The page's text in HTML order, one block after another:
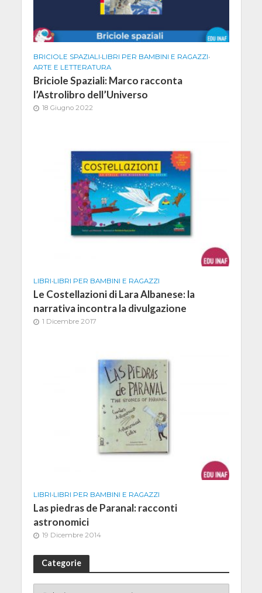
BRICIOLE SPAZIALI•LIBRI PER BAMBINI E RAGAZZI•
ARTE E LETTERATURA
Briciole Spaziali: Marco racconta
l’Astrolibro dell’Universo
18 Giugno 2022
LIBRI•LIBRI PER BAMBINI E RAGAZZI
Le Costellazioni di Lara Albanese: la
narrativa incontra la divulgazione
1 Dicembre 2017
LIBRI•LIBRI PER BAMBINI E RAGAZZI
Las piedras de Paranal: racconti
astronomici
19 Dicembre 2014
Categorie